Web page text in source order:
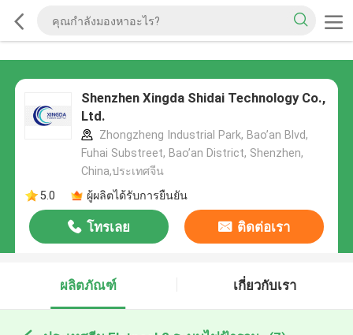
Shenzhen Xingda Shidai Technology Co.,
Ltd.
Zhongzheng Industrial Park, Bao’an Blvd,
Fuhai Substreet, Bao’an District, Shenzhen,
China,ประเทศจีน
5.0
ผู้ผลิตได้รับการยืนยัน
โทรเลย ติดต่อเรา
ผลิตภัณฑ์ เกี่ยวกับเรา